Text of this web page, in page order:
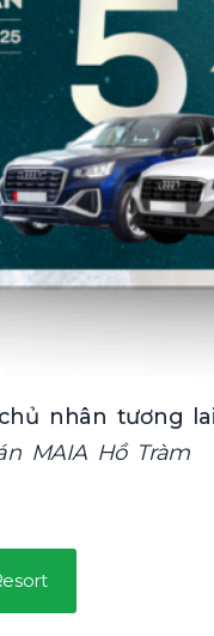
nhân tương
MAIA Hồ Tràm